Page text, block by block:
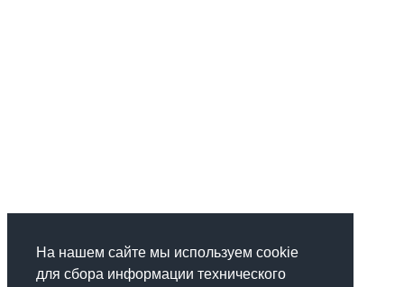
На нашем сайте мы используем cookie
для сбора информации технического